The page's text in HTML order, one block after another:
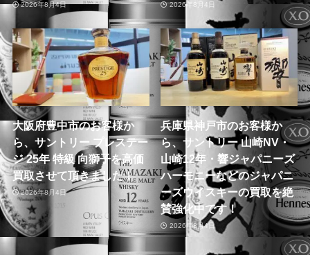
2026年8月4日 2026年8月4日
大阪府豊中市のお客様か
ら、サントリー プレステー
ジ 25年 特級 向獅子を高価
買取させて頂きました！
2026年8月4日
兵庫県神戸市のお客様か
ら、サントリー 山崎NV・
山崎12年・響ジャパニーズ
ハーモニーなどのジャパニ
ーズウイスキーの買取を絶
賛強化中です！
2026年8月4日